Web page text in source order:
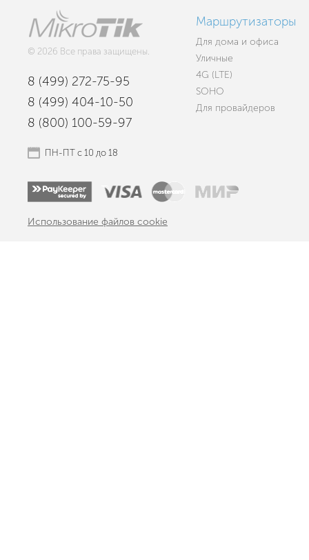
© 2026 Все права защищены.
8 (499) 272-75-95
8 (499) 404-10-50
8 (800) 100-59-97
ПН-ПТ с 10 до 18
Маршрутизаторы
Для дома и офиса
Уличные
4G (LTE)
SOHO
Для провайдеров
Использование файлов cookie